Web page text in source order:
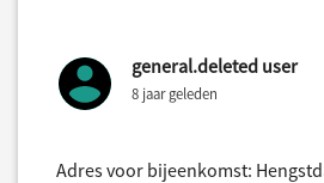
general.deleted user
8 jaar geleden
Adres voor bijeenkomst: